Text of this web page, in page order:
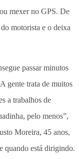
mexer no GPS. De
motorista e o deixa
passar minutos
gente trata de muitos
a trabalhos de
pelo menos”,
Moreira, 45 anos,
quando está dirigindo.